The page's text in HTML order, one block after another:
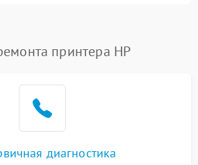
принтера HP
диагностика